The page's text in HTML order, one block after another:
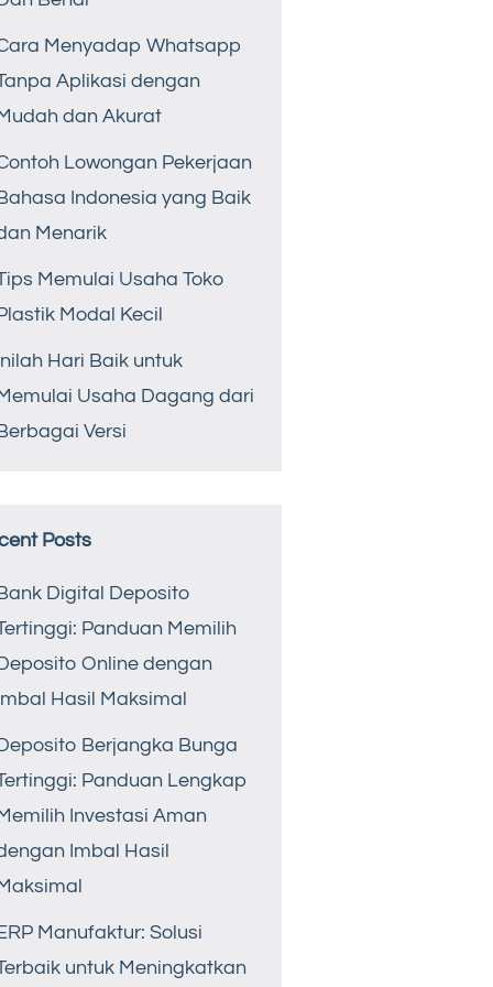
Menyadap Whatsapp
Aplikasi dengan
dan Akurat
Lowongan Pekerjaan
Indonesia yang Baik
Menarik
Memulai Usaha Toko
Modal Kecil
Hari Baik untuk
Usaha Dagang dari
Versi
Posts
Digital Deposito
Panduan Memilih
Online dengan
Hasil Maksimal
Berjangka Bunga
Panduan Lengkap
Investasi Aman
Imbal Hasil
Manufaktur: Solusi
untuk Meningkatkan